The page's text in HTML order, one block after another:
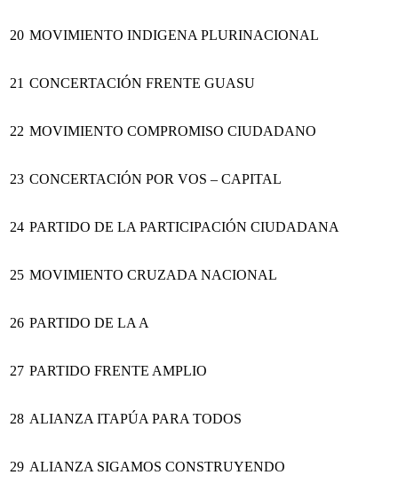
20 MOVIMIENTO INDIGENA PLURINACIONAL
21 CONCERTACIÓN FRENTE GUASU
22 MOVIMIENTO COMPROMISO CIUDADANO
23 CONCERTACIÓN POR VOS – CAPITAL
24 PARTIDO DE LA PARTICIPACIÓN CIUDADANA
25 MOVIMIENTO CRUZADA NACIONAL
26 PARTIDO DE LA A
27 PARTIDO FRENTE AMPLIO
28 ALIANZA ITAPÚA PARA TODOS
29 ALIANZA SIGAMOS CONSTRUYENDO